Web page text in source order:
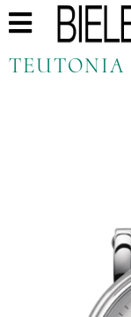
TEUTONIA